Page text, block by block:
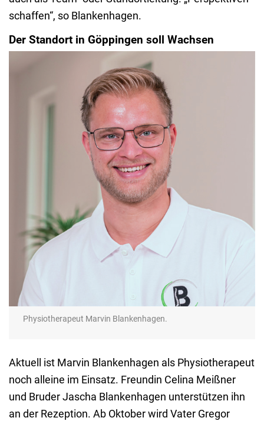
schaffen“, so Blankenhagen.
Der Standort in Göppingen soll Wachsen
Physiotherapeut Marvin Blankenhagen.
Aktuell ist Marvin Blankenhagen als Physiotherapeut
noch alleine im Einsatz. Freundin Celina Meißner
und Bruder Jascha Blankenhagen unterstützen ihn
an der Rezeption. Ab Oktober wird Vater Gregor